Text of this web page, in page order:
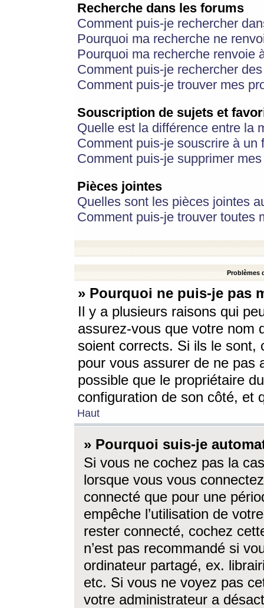
Recherche dans les forums
Comment puis-je rechercher
Pourquoi ma recherche ne
Pourquoi ma recherche renvoie
Comment puis-je rechercher
Comment puis-je trouver mes
Souscription de sujets et
Quelle est la différence entre la
Comment puis-je souscrire à
Comment puis-je supprimer
Pièces jointes
Quelles sont les pièces jointes
Comment puis-je trouver toutes
Problèmes
» Pourquoi ne puis-je pas
Il y a plusieurs raisons qui
assurez-vous que votre nom
soient corrects. Si ils le sont,
pour vous assurer de ne pas
possible que le propriétaire
configuration de son côté, et
Haut
» Pourquoi suis-je
Si vous ne cochez pas la
lorsque vous vous
connecté que pour une
empêche l’utilisation de
rester connecté, cochez
n’est pas recommandé si
ordinateur partagé, ex.
etc. Si vous ne voyez pas
votre administrateur a